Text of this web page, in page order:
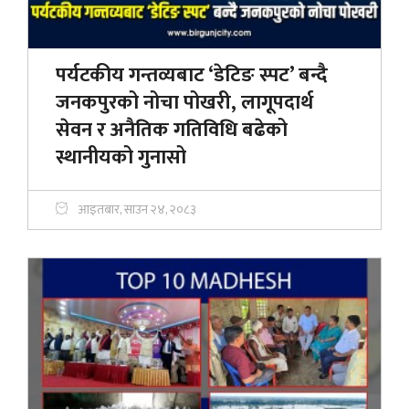
पर्यटकीय गन्तव्यबाट ‘डेटिङ स्पट’ बन्दै
जनकपुरको नोचा पोखरी, लागूपदार्थ
सेवन र अनैतिक गतिविधि बढेको
स्थानीयको गुनासो
आइतबार, साउन २४, २०८३